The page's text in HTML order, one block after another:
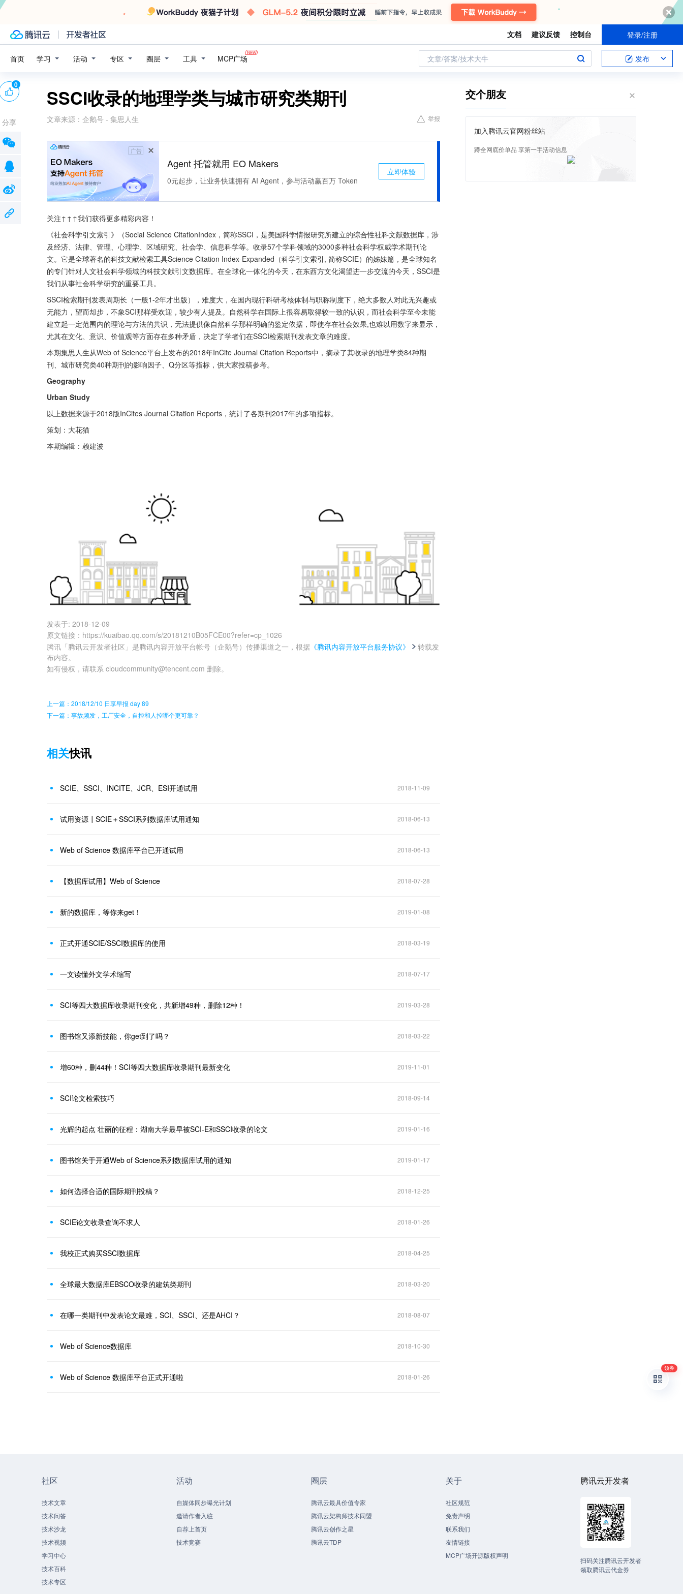
文档 建议反馈 控制台 登录/注册
首页 学习 活动 专区 圈层 工具 MCP广场 文章/答案/技术大牛 发布
SSCI收录的地理学类与城市研究类期刊
文章来源： 企鹅号 - 集思人生 举报
广告
Agent 托管就用 EO Makers
0元起步，让业务快速拥有 AI Agent，参与活动赢百万 Token
立即体验
关注↑↑↑我们获得更多精彩内容！
《社会科学引文索引》（Social Science CitationIndex，简称SSCI，是美国科学情报研究所建立的综合性社科文献数据库，涉
及经济、法律、管理、心理学、区域研究、社会学、信息科学等。收录57个学科领域的3000多种社会科学权威学术期刊论
文。它是全球著名的科技文献检索工具Science Citation Index-Expanded（科学引文索引, 简称SCIE）的姊妹篇，是全球知名
的专门针对人文社会科学领域的科技文献引文数据库。在全球化一体化的今天，在东西方文化渴望进一步交流的今天，SSCI是
我们从事社会科学研究的重要工具。
SSCI检索期刊发表周期长（一般1-2年才出版），难度大，在国内现行科研考核体制与职称制度下，绝大多数人对此无兴趣或
无能力，望而却步，不象SCI那样受欢迎，较少有人提及。自然科学在国际上很容易取得较一致的认识，而社会科学至今未能
建立起一定范围内的理论与方法的共识，无法提供像自然科学那样明确的鉴定依据，即使存在社会效果,也难以用数字来显示，
尤其在文化、意识、价值观等方面存在多种矛盾，决定了学者们在SSCI检索期刊发表文章的难度。
本期集思人生从Web of Science平台上发布的2018年InCite Journal Citation Reports中，摘录了其收录的地理学类84种期
刊、城市研究类40种期刊的影响因子、Q分区等指标，供大家投稿参考。
Geography
Urban Study
以上数据来源于2018版InCites Journal Citation Reports，统计了各期刊2017年的多项指标。
策划：大花猫
本期编辑：赖建波
发表于: 2018-12-09
原文链接 ： https://kuaibao.qq.com/s/20181210B05FCE00?refer=cp_1026
腾讯「腾讯云开发者社区」是腾讯内容开放平台帐号（企鹅号）传播渠道之一，根据 《腾讯内容开放平台服务协议》
转载发
布内容。
如有侵权，请联系 cloudcommunity@tencent.com 删除。
0
分享
上一篇：2018/12/10 日享早报 day 89
下一篇：事故频发，工厂安全，自控和人控哪个更可靠？
相关快讯
SCIE、SSCI、INCITE、JCR、ESI开通试用 2018-11-09
试用资源┃SCIE＋SSCI系列数据库试用通知 2018-06-13
Web of Science 数据库平台已开通试用 2018-06-13
【数据库试用】Web of Science 2018-07-28
新的数据库，等你来get！ 2019-01-08
正式开通SCIE/SSCI数据库的使用 2018-03-19
一文读懂外文学术缩写 2018-07-17
SCI等四大数据库收录期刊变化，共新增49种，删除12种！ 2019-03-28
图书馆又添新技能，你get到了吗？ 2018-03-22
增60种，删44种！SCI等四大数据库收录期刊最新变化 2019-11-01
SCI论文检索技巧 2018-09-14
光辉的起点 壮丽的征程：湖南大学最早被SCI-E和SSCI收录的论文 2019-01-16
图书馆关于开通Web of Science系列数据库试用的通知 2019-01-17
如何选择合适的国际期刊投稿？ 2018-12-25
SCIE论文收录查询不求人 2018-01-26
我校正式购买SSCI数据库 2018-04-25
全球最大数据库EBSCO收录的建筑类期刊 2018-03-20
在哪一类期刊中发表论文最难，SCI、SSCI、还是AHCI？ 2018-08-07
Web of Science数据库 2018-10-30
Web of Science 数据库平台正式开通啦 2018-01-26
交个朋友
加入腾讯云官网粉丝站
蹲全网底价单品 享第一手活动信息
社区
技术文章
技术问答
技术沙龙
技术视频
学习中心
技术百科
技术专区
活动
自媒体同步曝光计划
邀请作者入驻
自荐上首页
技术竞赛
圈层
腾讯云最具价值专家
腾讯云架构师技术同盟
腾讯云创作之星
腾讯云TDP
关于
社区规范
免责声明
联系我们
友情链接
MCP广场开源版权声明
腾讯云开发者
扫码关注腾讯云开发者
领取腾讯云代金券
领券